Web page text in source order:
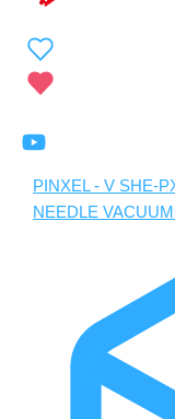
PINXEL - V SHE-
NEEDLE